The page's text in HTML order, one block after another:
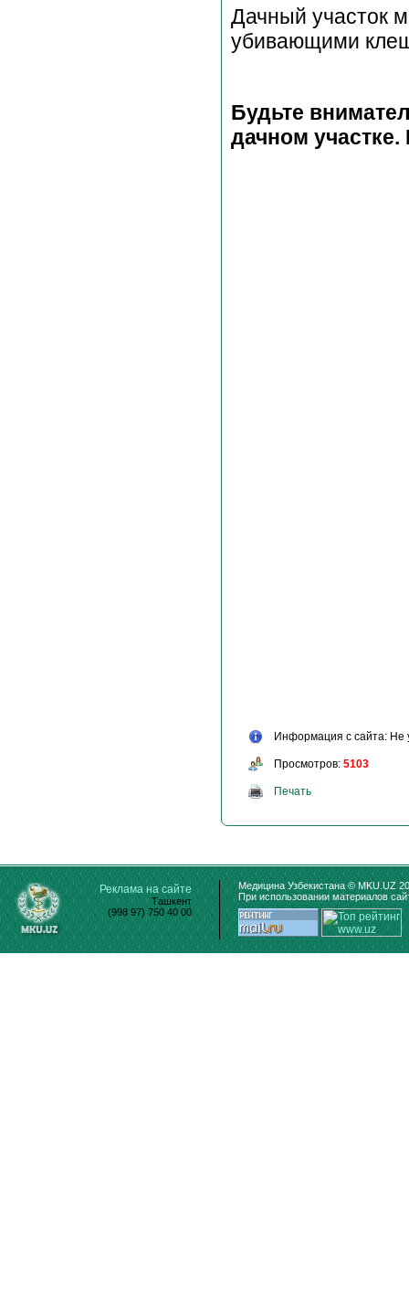
Дачный участок
убивающими
Будьте
дачном
Информация с сайта: Не
Просмотров: 5103
Печать
Реклама на сайте
Ташкент
(998 97) 750 40 00
Медицина Узбекистана © MKU.UZ
При использовании материалов